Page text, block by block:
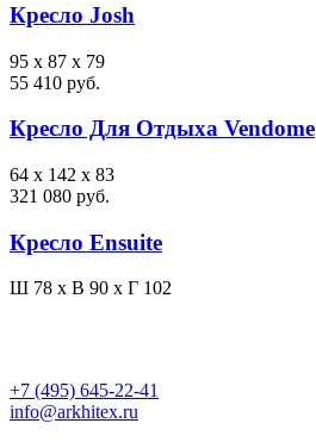
Кресло Josh
95 x 87 x 79
55 410 руб.
Кресло Для Отдыха Vendome
64 x 142 x 83
321 080 руб.
Кресло Ensuite
Ш 78 x В 90 x Г 102
+7 (495) 645-22-41
info@arkhitex.ru